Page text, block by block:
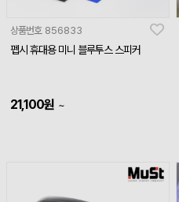
상품번호 856833
펩시 휴대용 미니 블루투스 스피커
21,100원 ~